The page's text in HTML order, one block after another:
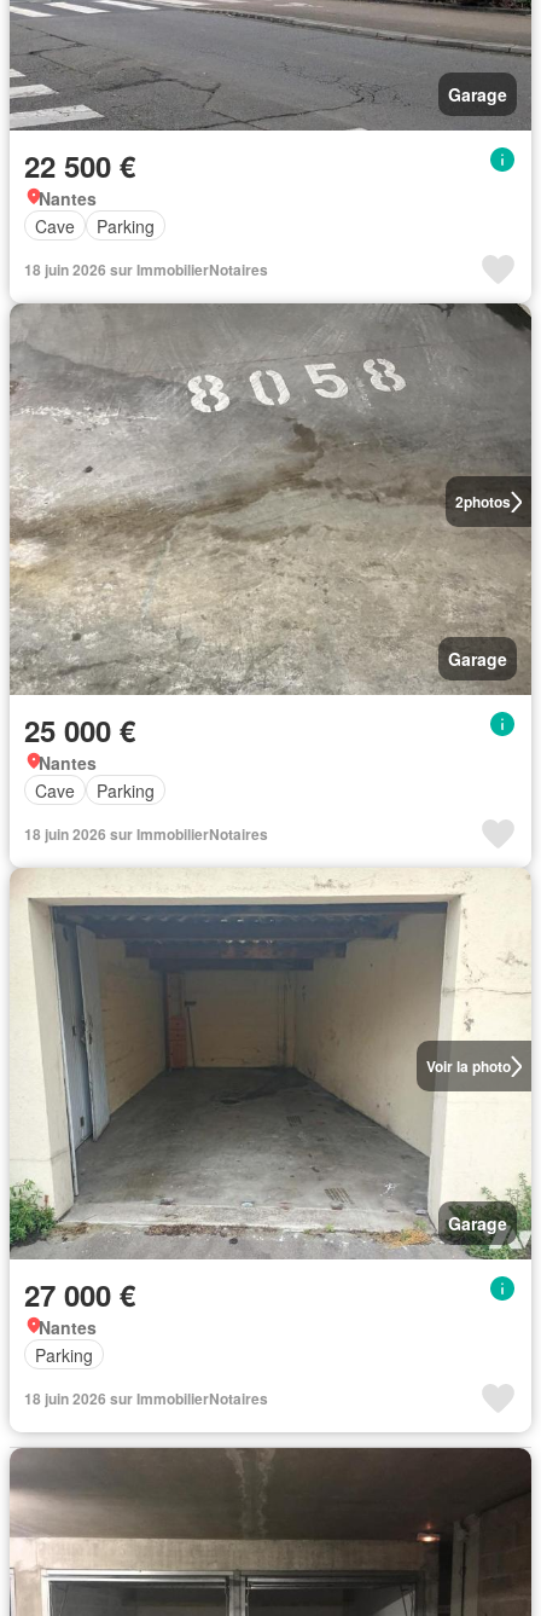
Garage
22 500 €
Nantes
Cave
Parking
18 juin 2026 sur ImmobilierNotaires
2photos
Garage
25 000 €
Nantes
Cave
Parking
18 juin 2026 sur ImmobilierNotaires
Voir la photo
Garage
27 000 €
Nantes
Parking
18 juin 2026 sur ImmobilierNotaires